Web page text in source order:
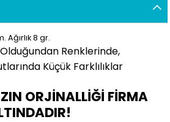
Ağırlık 8 gr.
Renklerinde,
Küçük Farklılıklar
ORJİNALLİĞİ FİRMA